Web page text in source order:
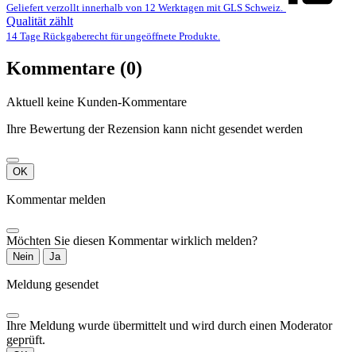
Geliefert verzollt innerhalb von 12 Werktagen mit GLS Schweiz.
Qualität zählt
14 Tage Rückgaberecht für ungeöffnete Produkte.
Kommentare (0)
Aktuell keine Kunden-Kommentare
Ihre Bewertung der Rezension kann nicht gesendet werden
OK
Kommentar melden
Möchten Sie diesen Kommentar wirklich melden?
Nein Ja
Meldung gesendet
Ihre Meldung wurde übermittelt und wird durch einen Moderator
geprüft.